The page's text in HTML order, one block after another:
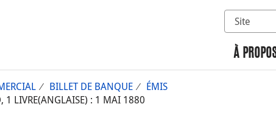
À
BILLET DE BANQUE
ÉMIS
LIVRE(ANGLAISE) : 1 MAI 1880